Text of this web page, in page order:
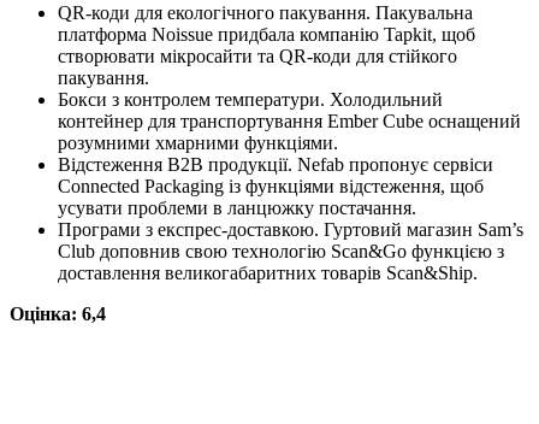
QR-коди для екологічного пакування. Пакувальна
платформа Noissue придбала компанію Tapkit, щоб
створювати мікросайти та QR-коди для стійкого
пакування.
Бокси з контролем температури. Холодильний
контейнер для транспортування Ember Cube оснащений
розумними хмарними функціями.
Відстеження B2B продукції. Nefab пропонує сервіси
Connected Packaging із функціями відстеження, щоб
усувати проблеми в ланцюжку постачання.
Програми з експрес-доставкою. Гуртовий магазин Sam’s
Club доповнив свою технологію Scan&Go функцією з
доставлення великогабаритних товарів Scan&Ship.
Оцінка: 6,4